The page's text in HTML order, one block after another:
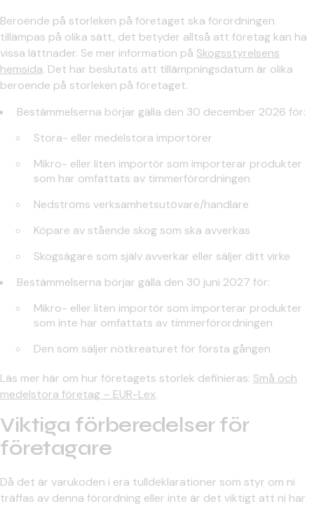
Beroende på storleken på företaget ska förordningen
tillämpas på olika sätt, det betyder alltså att företag kan ha
vissa lättnader. Se mer information på Skogsstyrelsens
hemsida. Det har beslutats att tillämpningsdatum är olika
beroende på storleken på företaget.
Bestämmelserna börjar gälla den 30 december 2026 för:
Stora- eller medelstora importörer
Mikro- eller liten importör som importerar produkter
som har omfattats av timmerförordningen
Nedströms verksamhetsutövare/handlare
Köpare av stående skog som ska avverkas
Skogsägare som själv avverkar eller säljer ditt virke
Bestämmelserna börjar gälla den 30 juni 2027 för:
Mikro- eller liten importör som importerar produkter
som inte har omfattats av timmerförordningen
Den som säljer nötkreaturet för första gången
Läs mer här om hur företagets storlek definieras: Små och
medelstora företag – EUR-Lex.
Viktiga förberedelser för
företagare
Då det är varukoden i era tulldeklarationer som styr om ni
träffas av denna förordning eller inte är det viktigt att ni har